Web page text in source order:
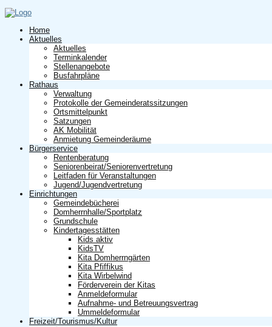
Home
Aktuelles
Aktuelles
Terminkalender
Stellenangebote
Busfahrpläne
Rathaus
Verwaltung
Protokolle der Gemeinderatssitzungen
Ortsmittelpunkt
Satzungen
AK Mobilität
Anmietung Gemeinderäume
Bürgerservice
Rentenberatung
Seniorenbeirat/Seniorenvertretung
Leitfaden für Veranstaltungen
Jugend/Jugendvertretung
Einrichtungen
Gemeindebücherei
Domherrnhalle/Sportplatz
Grundschule
Kindertagesstätten
Kids aktiv
KidsTV
Kita Domherrngärten
Kita Pfiffikus
Kita Wirbelwind
Förderverein der Kitas
Anmeldeformular
Aufnahme- und Betreuungsvertrag
Ummeldeformular
Freizeit/Tourismus/Kultur